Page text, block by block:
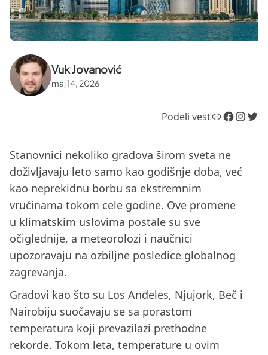
Vuk Jovanović
maj 14, 2026
Podeli vestLink Facebook InstagramTwitter
Stanovnici nekoliko gradova širom sveta ne
doživljavaju leto samo kao godišnje doba, već
kao neprekidnu borbu sa ekstremnim
vrućinama tokom cele godine. Ove promene
u klimatskim uslovima postale su sve
očiglednije, a meteorolozi i naučnici
upozoravaju na ozbiljne posledice globalnog
zagrevanja.
Gradovi kao što su Los Anđeles, Njujork, Beč i
Nairobiju suočavaju se sa porastom
temperatura koji prevazilazi prethodne
rekorde. Tokom leta, temperature u ovim